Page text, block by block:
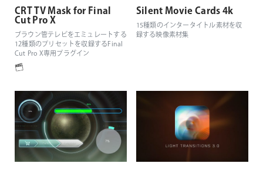
CRT TV Mask for Final
Cut Pro X
ブラウン管テレビをエミュレートする
12種類のプリセットを収録するFinal
Cut Pro X専用プラグイン
Silent Movie Cards 4k
15種類のインタータイトル素材を収
録する映像素材集